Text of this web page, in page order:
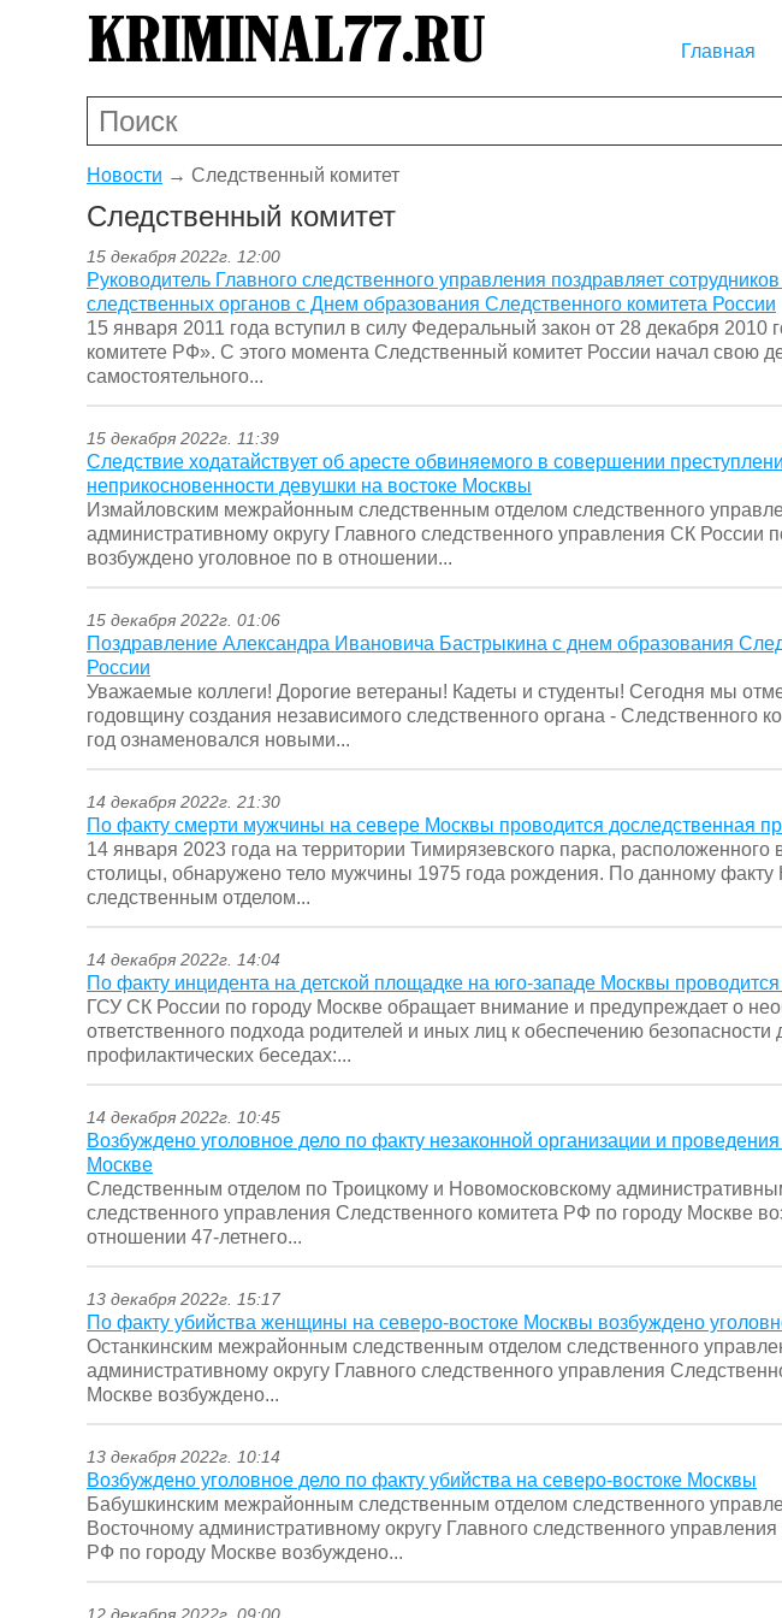
Главная
Новости → Следственный комитет
Следственный комитет
15 декабря 2022г. 12:00
Руководитель Главного следственного управления поздравляет
следственных органов с Днем образования Следственного комитета России
15 января 2011 года вступил в силу Федеральный закон от 28 декабря 2010
комитете РФ». С этого момента Следственный комитет России начал свою
самостоятельного...
15 декабря 2022г. 11:39
Следствие ходатайствует об аресте обвиняемого в совершении
неприкосновенности девушки на востоке Москвы
Измайловским межрайонным следственным отделом следственного
административному округу Главного следственного управления СК России
возбуждено уголовное по в отношении...
15 декабря 2022г. 01:06
Поздравление Александра Ивановича Бастрыкина с днем образования
России
Уважаемые коллеги! Дорогие ветераны! Кадеты и студенты! Сегодня мы
годовщину создания независимого следственного органа - Следственного
год ознаменовался новыми...
14 декабря 2022г. 21:30
По факту смерти мужчины на севере Москвы проводится доследственная
14 января 2023 года на территории Тимирязевского парка, расположенного
столицы, обнаружено тело мужчины 1975 года рождения. По данному
следственным отделом...
14 декабря 2022г. 14:04
По факту инцидента на детской площадке на юго-западе Москвы
ГСУ СК России по городу Москве обращает внимание и предупреждает о
ответственного подхода родителей и иных лиц к обеспечению безопасности
профилактических беседах:...
14 декабря 2022г. 10:45
Возбуждено уголовное дело по факту незаконной организации и
Москве
Следственным отделом по Троицкому и Новомосковскому
следственного управления Следственного комитета РФ по городу Москве
отношении 47-летнего...
13 декабря 2022г. 15:17
По факту убийства женщины на северо-востоке Москвы возбуждено
Останкинским межрайонным следственным отделом следственного
административному округу Главного следственного управления
Москве возбуждено...
13 декабря 2022г. 10:14
Возбуждено уголовное дело по факту убийства на северо-востоке Москвы
Бабушкинским межрайонным следственным отделом следственного
Восточному административному округу Главного следственного
РФ по городу Москве возбуждено...